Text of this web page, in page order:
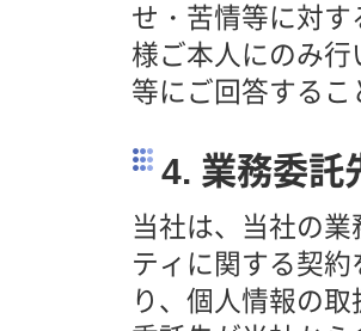
せ・苦情等に対
様ご本人にのみ
等にご回答する
4. 業務委託
当社は、当社の
ティに関する契
り、個人情報の